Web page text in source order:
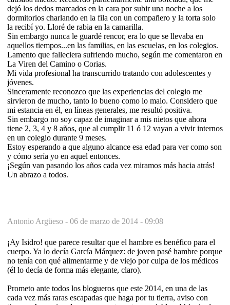
dejó los dedos marcados en la cara por subir una noche a los
dormitorios charlando en la fila con un compañero y la torta solo
la recibí yo. Lloré de rabia en la camarilla.
Sin embargo nunca le guardé rencor, era lo que se llevaba en
aquellos tiempos...en las familias, en las escuelas, en los colegios.
Lamento que falleciera sufriendo mucho, según me comentaron en
La Viren del Camino o Corias.
Mi vida profesional ha transcurrido tratando con adolescentes y
jóvenes.
Sinceramente reconozco que las experiencias del colegio me
sirvieron de mucho, tanto lo bueno como lo malo. Considero que
mi estancia en él, en líneas generales, me resultó positiva.
Sin embargo no soy capaz de imaginar a mis nietos que ahora
tiene 2, 3, 4 y 8 años, que al cumplir 11 ó 12 vayan a vivir internos
en un colegio durante 9 meses.
Estoy esperando a que alguno alcance esa edad para ver como son
y cómo sería yo en aquel entonces.
¡Según van pasando los años cada vez miramos más hacia atrás!
Un abrazo a todos.
Antonio Argüeso - 06 de marzo de 2014 - 09:08
¡Ay Isidro! que parece resultar que el hambre es benéfico para el
cuerpo. Ya lo decía García Márquez: de joven pasé hambre porque
no tenía con qué alimentarme y de viejo por culpa de los médicos
(él lo decía de forma más elegante, claro).
Prometo ante todos los blogueros que este 2014, en una de las
cada vez más raras escapadas que haga por tu tierra, aviso con